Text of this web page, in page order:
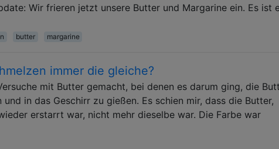
Wir frieren jetzt unsere Butter und Margarine ein. Es ist
butter margarine
immer die gleiche?
mit Butter gemacht, bei denen es darum ging, die
in das Geschirr zu gießen. Es schien mir, dass die Butter,
erstarrt war, nicht mehr dieselbe war. Die Farbe war